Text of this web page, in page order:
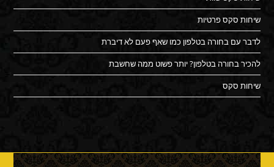
שיחות סקס פרטיות
לדבר עם בחורה בטלפון כמו שאף פעם לא דיברת
להכיר בחורה בטלפון? יותר פשוט ממה שחשבת
שיחות סקס